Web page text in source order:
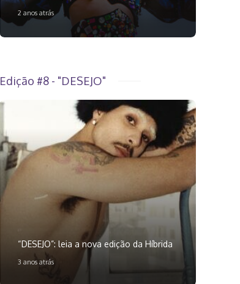
2 anos atrás
Edição #8 - "DESEJO"
“DESEJO”: leia a nova edição da Híbrida
3 anos atrás